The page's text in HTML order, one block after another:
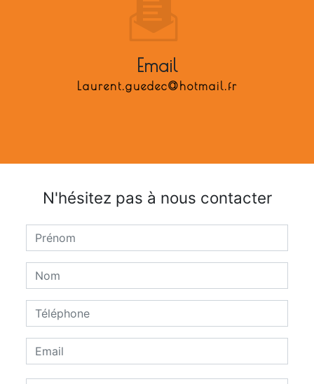
Email
laurent.guedec@hotmail.fr
N'hésitez pas à nous contacter